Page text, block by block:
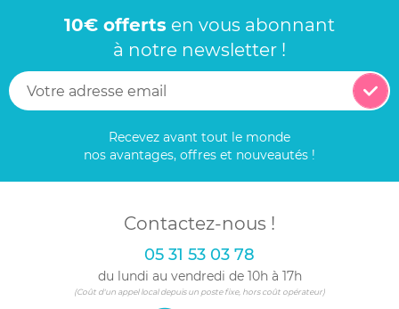
10€ offerts en vous abonnant
à notre newsletter !
Recevez avant tout le monde
nos avantages, offres et nouveautés !
Contactez-nous !
05 31 53 03 78
du lundi au vendredi de 10h à 17h
(Coût d'un appel local depuis un poste fixe, hors coût opérateur)